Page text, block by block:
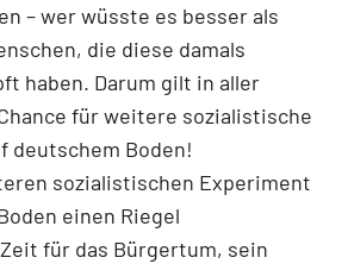
– wer wüsste es besser als
die diese damals
haben. Darum gilt in aller
für weitere sozialistische
deutschem Boden!
sozialistischen Experiment
einen Riegel
für das Bürgertum, sein